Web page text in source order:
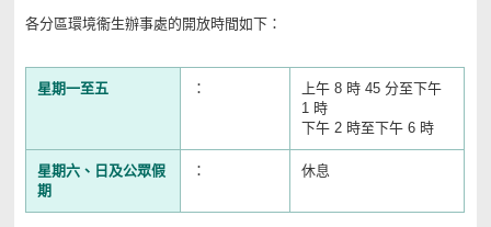
各分區環境衞生辦事處的開放時間如下：
星期一至五 ：
上午 8 時 45 分至下午
1 時
下午 2 時至下午 6 時
星期六、日及公眾假
期
： 休息